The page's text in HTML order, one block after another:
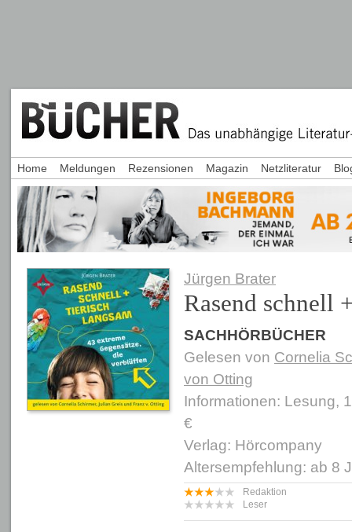
Jürgen Brater
Rasend schnell
SACHHÖRBÜCHER
Gelesen von Cornelia
von Otting
Informationen: Lesung,
€
Verlag: Hörcompany
Altersempfehlung: ab 8
Redaktion
Leser
Home Meldungen Rezensionen Magazin Netzliteratur